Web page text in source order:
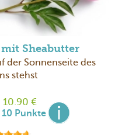
mit Sheabutter
der Sonnenseite des
stehst
10.90 €
10 Punkte